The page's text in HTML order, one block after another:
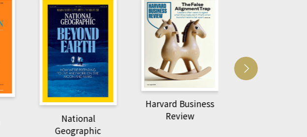
National
Geographic
Harvard Business
Review